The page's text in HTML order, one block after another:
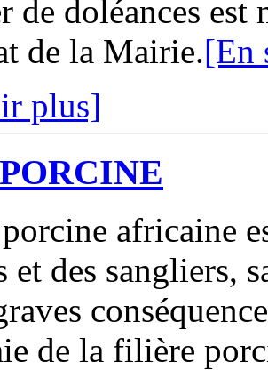
de doléances
de la Mairie.[En
plus]
africaine
et des sangliers,
de la filière